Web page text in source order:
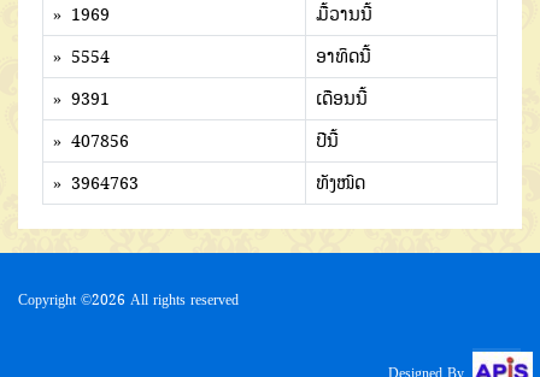
» 1969
ມື້ວານນີ້
» 5554
ອາທິດນີ້
» 9391
ເດືອນນີ້
» 407856
ປີນີ້
» 3964763
ທັງໜົດ
Copyright ©2026 All rights reserved